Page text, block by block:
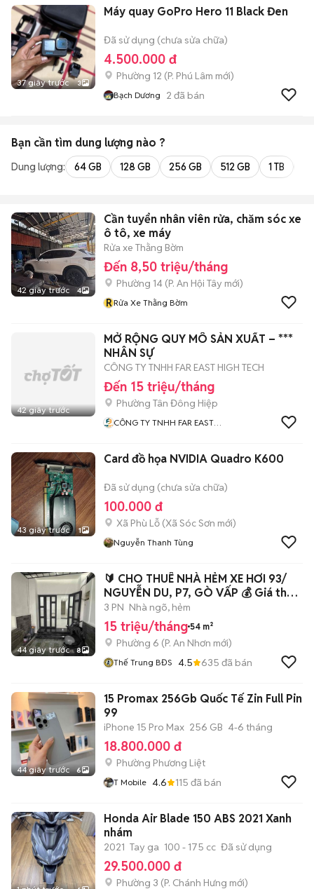
37 giây trước 3
Máy quay GoPro Hero 11 Black Đen
Đã sử dụng (chưa sửa chữa)
4.500.000 đ
Phường 12 (P. Phú Lâm mới)
Bạch Dương 2 đã bán
Bạn cần tìm dung lượng nào ?
Dung lượng: 64 GB 128 GB 256 GB 512 GB 1 TB
42 giây trước 4
Cần tuyển nhân viên rửa, chăm sóc xe
ô tô, xe máy
Rửa xe Thằng Bờm
Đến 8,50 triệu/tháng
Phường 14 (P. An Hội Tây mới)
R
Rửa Xe Thằng Bờm
42 giây trước
MỞ RỘNG QUY MÔ SẢN XUẤT – ***
NHÂN SỰ
CÔNG TY TNHH FAR EAST HIGH TECH
Đến 15 triệu/tháng
Phường Tân Đông Hiệp
CÔNG TY TNHH FAR EAST
43 giây trước 1
Card đồ họa NVIDIA Quadro K600
Đã sử dụng (chưa sửa chữa)
100.000 đ
Xã Phù Lỗ (Xã Sóc Sơn mới)
Nguyễn Thanh Tùng
44 giây trước 8
🔰 CHO THUÊ NHÀ HẺM XE HƠI 93/
NGUYỄN DU, P7, GÒ VẤP 💰 Giá thuê:
15 tr
3 PN Nhà ngõ, hẻm
15 triệu/tháng 54 m²
Phường 6 (P. An Nhơn mới)
Thế Trung BĐS 4.5 635 đã bán
44 giây trước 6
15 Promax 256Gb Quốc Tế Zin Full Pin
99
iPhone 15 Pro Max 256 GB 4-6 tháng
18.800.000 đ
Phường Phương Liệt
T Mobile 4.6 115 đã bán
Honda Air Blade 150 ABS 2021 Xanh
nhám
2021 Tay ga 100 - 175 cc Đã sử dụng
29.500.000 đ
Phường 3 (P. Chánh Hưng mới)